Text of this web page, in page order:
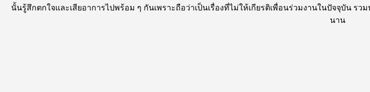
นั้นรู้สึกตกใจและเสียอาการไปพร้อม ๆ กันเพราะถือว่าเป็นเรื่องที่ไม่ให้เกียรติเพื่อนร่วมงานในปัจจุบัน รวม
นาน